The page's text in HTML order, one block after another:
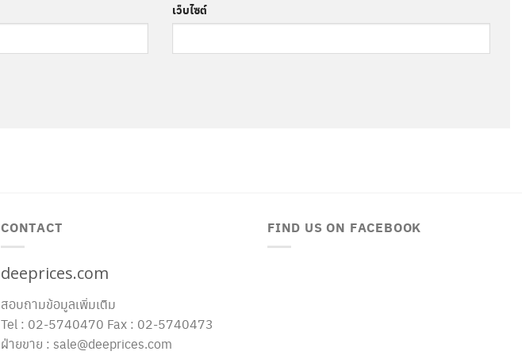
เว็บไซต์
CONTACT
deeprices.com
สอบถามข้อมูลเพิ่มเติม
Tel : 02-5740470 Fax : 02-5740473
ฝ่ายขาย : sale@deeprices.com
FIND US ON FACEBOOK